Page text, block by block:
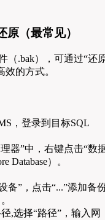
（最常见）
（.bak），可通过“还
的方式。
，登录到目标SQL
器”中，右键点击“数
Database）。
备”，点击“...”添加备
,选择“路径”，输入网